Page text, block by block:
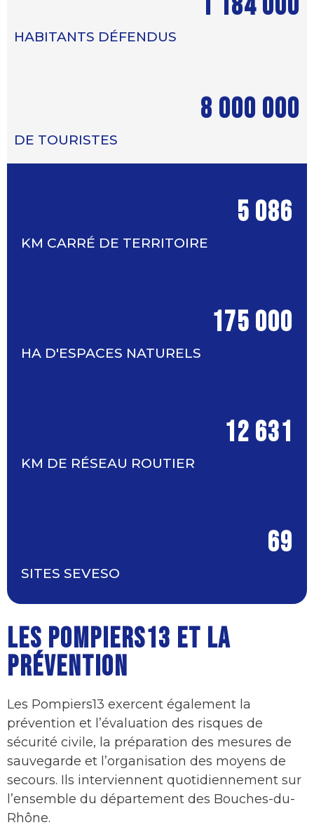
HABITANTS DÉFENDUS
DE TOURISTES
8 000 000
KM CARRÉ DE TERRITOIRE
5 086
HA D'ESPACES NATURELS
175 000
KM DE RÉSEAU ROUTIER
12 631
SITES SEVESO
69
LES POMPIERS13 ET LA
PRÉVENTION
Les Pompiers13 exercent également la
prévention et l’évaluation des risques de
sécurité civile, la préparation des mesures de
sauvegarde et l’organisation des moyens de
secours. Ils interviennent quotidiennement sur
l’ensemble du département des Bouches-du-
Rhône.